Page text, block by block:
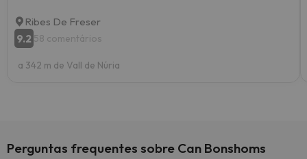
Ribes De Freser
9.2 58 comentários
a 342 m de Vall de Núria
Perguntas frequentes sobre Can Bonshoms